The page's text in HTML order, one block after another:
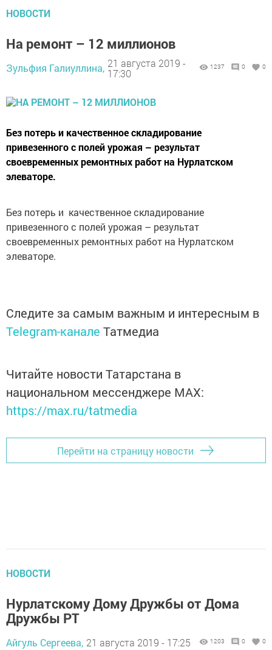
НОВОСТИ
На ремонт – 12 миллионов
Зульфия Галиуллина, 21 августа 2019 -
17:30
1237 0 0
Без потерь и качественное складирование
привезенного с полей урожая – результат
своевременных ремонтных работ на Нурлатском
элеваторе.
Без потерь и качественное складирование
привезенного с полей урожая – результат
своевременных ремонтных работ на Нурлатском
элеваторе.
Следите за самым важным и интересным в
Telegram-канале Татмедиа
Читайте новости Татарстана в
национальном мессенджере MАХ:
https://max.ru/tatmedia
Перейти на страницу новости
НОВОСТИ
Нурлатскому Дому Дружбы от Дома
Дружбы РТ
Айгуль Сергеева, 21 августа 2019 - 17:25 1203 0 0